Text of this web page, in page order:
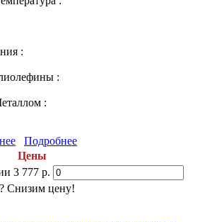
:
:
:
Подробнее
Цены
3 777 р.
Снизим цену!